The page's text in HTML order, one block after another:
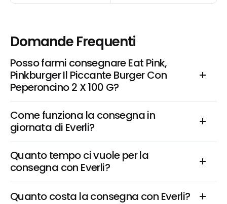
Domande Frequenti
Posso farmi consegnare Eat Pink,
Pinkburger Il Piccante Burger Con
Peperoncino 2 X 100 G?
Come funziona la consegna in
giornata di Everli?
Quanto tempo ci vuole per la
consegna con Everli?
Quanto costa la consegna con Everli?